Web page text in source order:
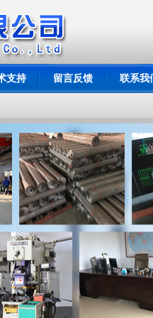
支持 留言反馈 联系我